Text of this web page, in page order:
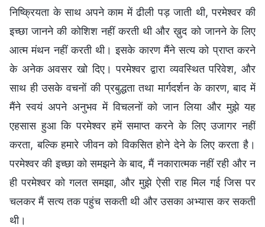
निष्क्रियता के साथ अपने काम में ढीली पड़ जाती थी, परमेश्वर की
इच्छा जानने की कोशिश नहीं करती थी और ख़ुद को जानने के लिए
आत्‍म मंथन नहीं करती थी। इसके कारण मैंने सत्य को प्राप्त करने
के अनेक अवसर खो दिए। परमेश्वर द्वारा व्यवस्थित परिवेश, और
साथ ही उसके वचनों की प्रबुद्धता तथा मार्गदर्शन के कारण, बाद में
मैंने स्वयं अपने अनुभव में विचलनों को जान लिया और मुझे यह
एहसास हुआ कि परमेश्वर हमें समाप्त करने के लिए उजागर नहीं
करता, बल्कि हमारे जीवन को विकसित होने देने के लिए करता है।
परमेश्वर की इच्छा को समझने के बाद, मैं नकारात्मक नहीं रही और न
ही परमेश्वर को गलत समझा, और मुझे ऐसी राह मिल गई जिस पर
चलकर मैं सत्य तक पहुंच सकती थी और उसका अभ्यास कर सकती
थी।